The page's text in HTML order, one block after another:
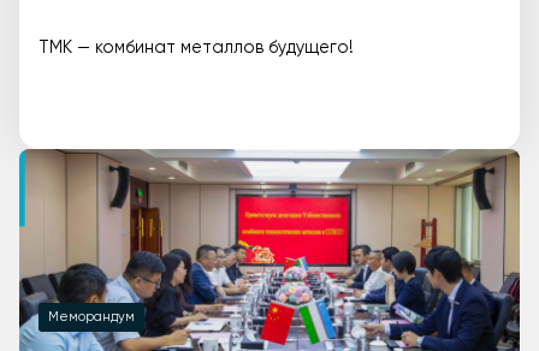
ТМК — комбинат металлов будущего!
Меморандум